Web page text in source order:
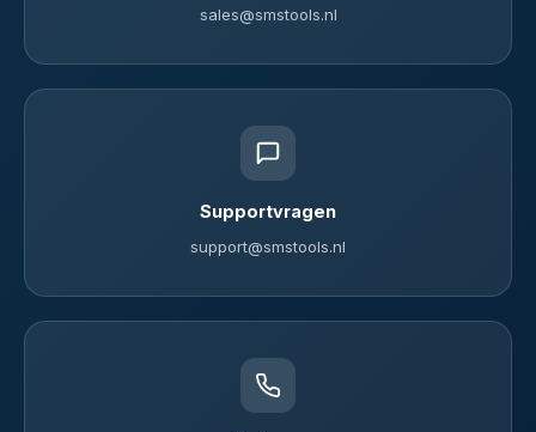
sales@smstools.nl
Supportvragen
support@smstools.nl